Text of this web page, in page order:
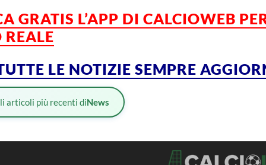
GRATIS L’APP DI CALCIOWEB
REALE
LE NOTIZIE SEMPRE
articoli più recenti diNews